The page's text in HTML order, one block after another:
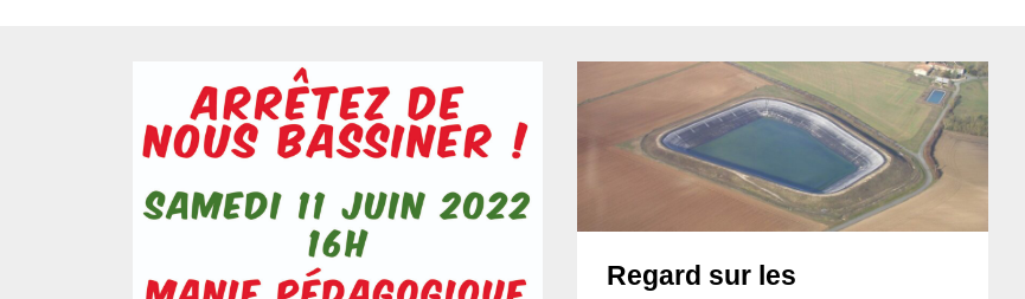
Regard sur les